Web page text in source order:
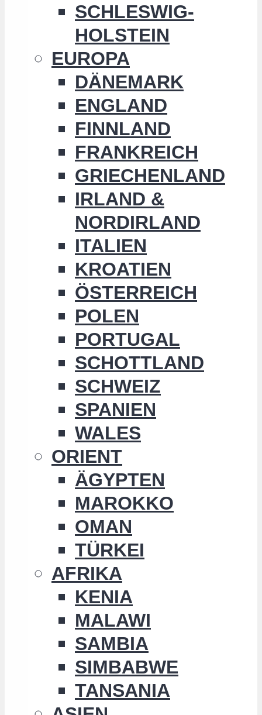
SCHLESWIG-
HOLSTEIN
EUROPA
DÄNEMARK
ENGLAND
FINNLAND
FRANKREICH
GRIECHENLAND
IRLAND &
NORDIRLAND
ITALIEN
KROATIEN
ÖSTERREICH
POLEN
PORTUGAL
SCHOTTLAND
SCHWEIZ
SPANIEN
WALES
ORIENT
ÄGYPTEN
MAROKKO
OMAN
TÜRKEI
AFRIKA
KENIA
MALAWI
SAMBIA
SIMBABWE
TANSANIA